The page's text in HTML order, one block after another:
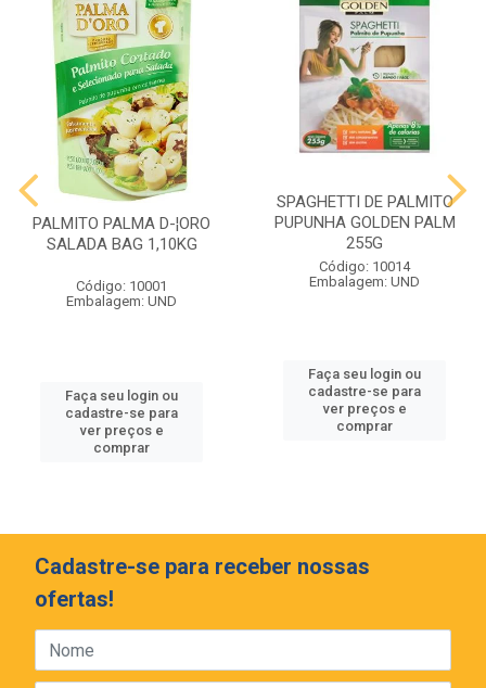
PALMITO PALMA D-¦ORO
SALADA BAG 1,10KG
Código: 10001
Embalagem: UND
Faça seu login ou
cadastre-se para
ver preços e
comprar
SPAGHETTI DE PALMITO
PUPUNHA GOLDEN PALM
255G
Código: 10014
Embalagem: UND
Faça seu login ou
cadastre-se para
ver preços e
comprar
Cadastre-se para receber nossas
ofertas!